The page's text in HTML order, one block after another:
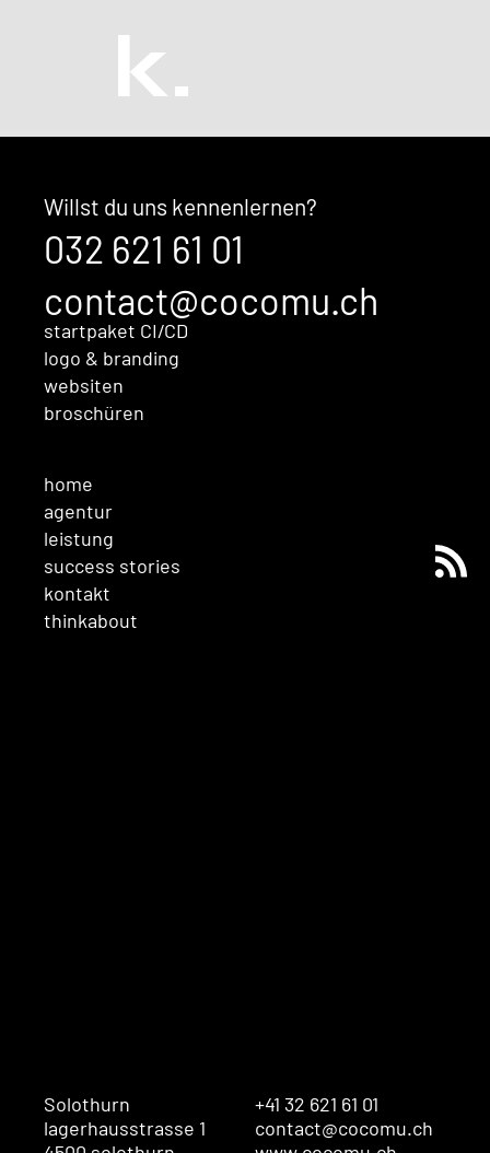
k.
home
agentur
leistung
success stories
kontakt
thinkabout
Willst du uns kennenlernen?
032 621 61 01
contact@cocomu.ch
Solothurn
lagerhausstrasse 1
+41 32 621 61 01
contact@cocomu.ch
startpaket CI/CD
logo & branding
websiten
broschüren